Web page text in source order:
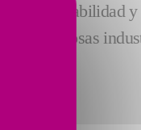
fiabilidad
numerosas